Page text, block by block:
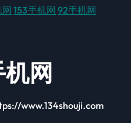
网 153手机网 92手机网
机网
www.134shouji.com